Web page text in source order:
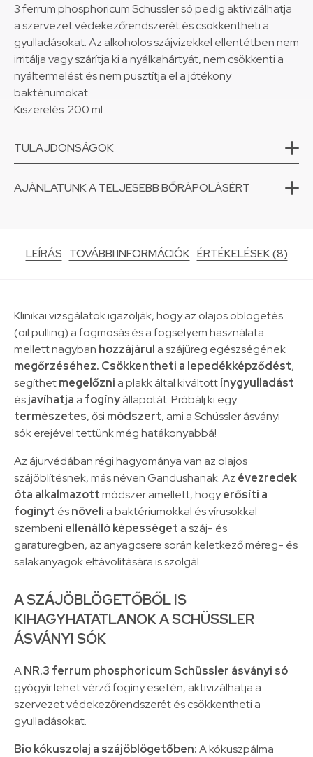
3 ferrum phosphoricum Schüssler só pedig aktivizálhatja
a szervezet védekezőrendszerét és csökkentheti a
gyulladásokat. Az alkoholos szájvizekkel ellentétben nem
irritálja vagy szárítja ki a nyálkahártyát, nem csökkenti a
nyáltermelést és nem pusztítja el a jótékony
baktériumokat.
Kiszerelés: 200 ml
TULAJDONSÁGOK
AJÁNLATUNK A TELJESEBB BŐRÁPOLÁSÉRT
LEÍRÁS TOVÁBBI INFORMÁCIÓK ÉRTÉKELÉSEK (8)
Klinikai vizsgálatok igazolják, hogy az olajos öblögetés
(oil pulling) a fogmosás és a fogselyem használata
mellett nagyban hozzájárul a szájüreg egészségének
megőrzéséhez. Csökkentheti a lepedékképződést,
segíthetmegelőzni a plakk által kiváltottínygyulladást
ésjavíhatja a fogínyállapotát. Próbálj ki egy
természetes, ősi módszert, ami a Schüssler ásványi
sók erejével tettünk még hatákonyabbá!
Az ájurvédában régi hagyománya van az olajos
szájöblítésnek, más néven Gandushanak. Az évezredek
óta alkalmazottmódszer amellett, hogyerősíti a
fogínyt ésnöveli a baktériumokkal és vírusokkal
szembeni ellenálló képességet a száj- és
garatüregben, az anyagcsere során keletkező méreg- és
salakanyagok eltávolítására is szolgál.
A SZÁJÖBLÖGETŐBŐL IS
KIHAGYHATATLANOK A SCHÜSSLER
ÁSVÁNYI SÓK
ANR.3 ferrum phosphoricum Schüssler ásványi só
gyógyír lehet vérző fogíny esetén, aktivizálhatja a
szervezet védekezőrendszerét és csökkentheti a
gyulladásokat.
Bio kókuszolaj a szájöblögetőben:A kókuszpálma